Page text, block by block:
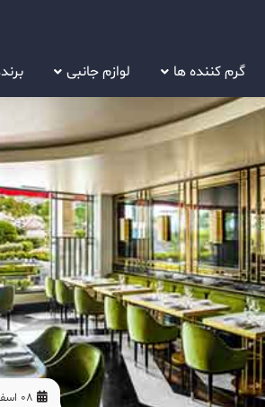
گرم کننده ها لوازم جانبی
08 اسفند 1404